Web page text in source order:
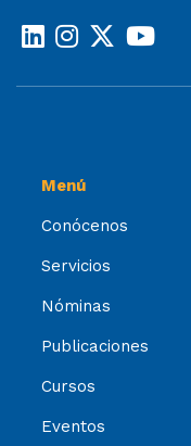
Menú
Conócenos
Servicios
Nóminas
Publicaciones
Cursos
Eventos